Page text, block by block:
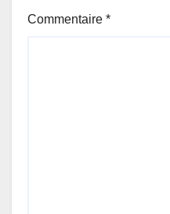
Commentaire *